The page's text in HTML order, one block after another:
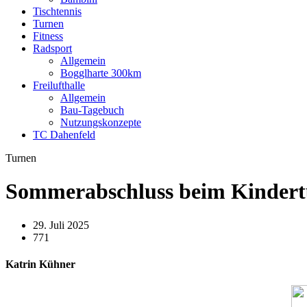
Tischtennis
Turnen
Fitness
Radsport
Allgemein
Bogglharte 300km
Freilufthalle
Allgemein
Bau-Tagebuch
Nutzungskonzepte
TC Dahenfeld
Turnen
Sommerabschluss beim
29. Juli 2025
771
Katrin Kühner